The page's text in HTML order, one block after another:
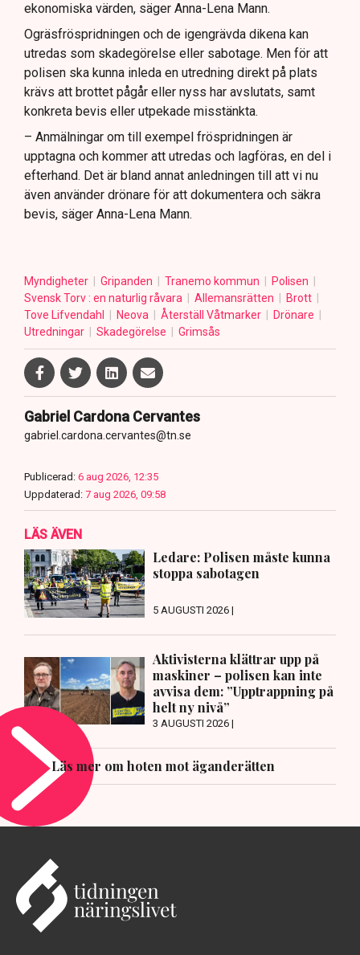
ekonomiska värden, säger Anna-Lena Mann.
Ogräsfröspridningen och de igengrävda dikena kan
utredas som skadegörelse eller sabotage. Men för att
polisen ska kunna inleda en utredning direkt på plats
krävs att brottet pågår eller nyss har avslutats, samt
konkreta bevis eller utpekade misstänkta.
– Anmälningar om till exempel fröspridningen är
upptagna och kommer att utredas och lagföras, en del i
efterhand. Det är bland annat anledningen till att vi nu
även använder drönare för att dokumentera och säkra
bevis, säger Anna-Lena Mann.
Myndigheter Gripanden Tranemo kommun
Polisen
Svensk Torv : en naturlig råvara
Allemansrätten
Brott
Tove Lifvendahl
Neova Återställ Våtmarker
Drönare
Utredningar
Skadegörelse Grimsås
Gabriel Cardona Cervantes
gabriel.cardona.cervantes@tn.se
Publicerad: 6 aug 2026, 12:35
Uppdaterad: 7 aug 2026, 09:58
LÄS ÄVEN
Ledare: Polisen måste kunna
stoppa sabotagen
5 AUGUSTI 2026 |
Aktivisterna klättrar upp på
maskiner – polisen kan inte
avvisa dem: ”Upptrappning på
helt ny nivå”
3 AUGUSTI 2026 |
Läs mer om hoten mot äganderätten